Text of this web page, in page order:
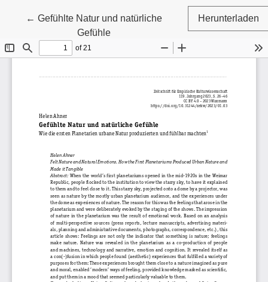
← Zu Artikeldetails zurückkehren
Gefühlte Natur und natürliche
Gefühle
Herunterladen